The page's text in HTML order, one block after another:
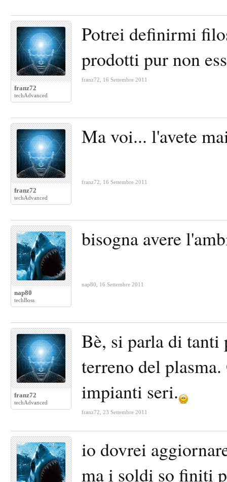
franz72
techAdvanced
Potrei definirmi
prodotti pur non
franz72 16 Settembre 2011
franz72
techAdvanced
Ma voi... l'avete
franz72 16 Settembre 2011
nap80
techBoss
bisogna avere
nap80 16 Settembre 2011
franz72
techAdvanced
Bè, si parla di
terreno del
impianti seri.
franz72 23 Settembre 2011
io dovrei
ma i soldi so finiti